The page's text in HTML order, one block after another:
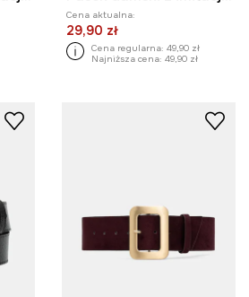
Cena aktualna:
29,90 zł
Cena regularna: 49,90 zł
Najniższa cena: 49,90 zł